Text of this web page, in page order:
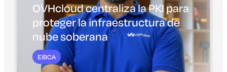
OVHcloud centraliza la PKI para
proteger la infraestructura de
nube soberana
EJBCA